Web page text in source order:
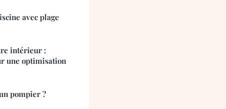
avec plage
intérieur :
une optimisation
pompier ?